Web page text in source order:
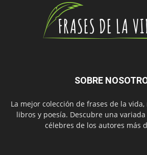
SOBRE
La mejor colección de frases de la
libros y poesía. Descubre una
célebres de los autores más